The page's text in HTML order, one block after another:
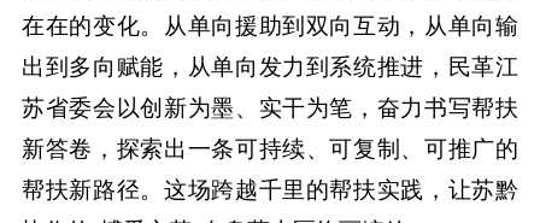
在在的变化。从单向援助到双向互动，从单向输
出到多向赋能，从单向发力到系统推进，民革江
苏省委会以创新为墨、实干为笔，奋力书写帮扶
新答卷，探索出一条可持续、可复制、可推广的
帮扶新路径。这场跨越千里的帮扶实践，让苏黔